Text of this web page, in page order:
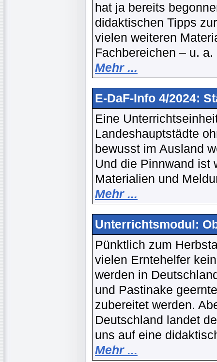
hat ja bereits
didaktischen Tipps
vielen weiteren
Fachbereichen – u.
Mehr ...
E-DaF-Info 4/2024:
Eine
Landeshauptstädte
bewusst im Ausland
Und die Pinnwand ist
Materialien und
Mehr ...
Unterrichtsmodul:
Pünktlich zum
vielen Erntehelfer
werden in
und Pastinake
zubereitet werden.
Deutschland landet
uns auf eine
Mehr ...